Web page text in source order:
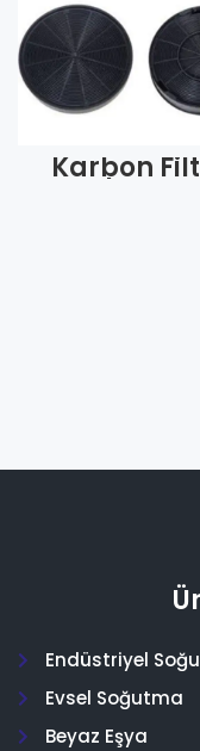
Karbon
Franke
Endüstriyel
Evsel Soğutma
Beyaz Eşya